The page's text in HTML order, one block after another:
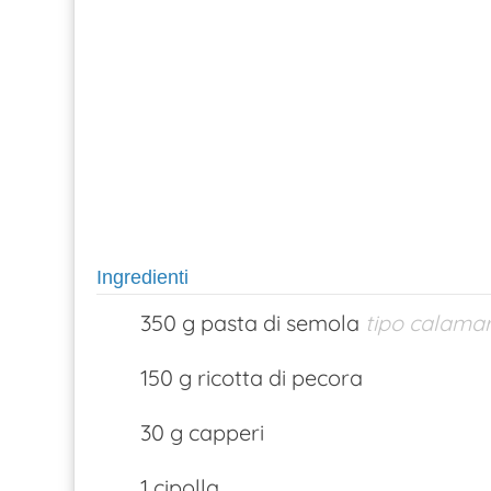
Ingredienti
350 g pasta di semola tipo
150 g ricotta di pecora
30 g capperi